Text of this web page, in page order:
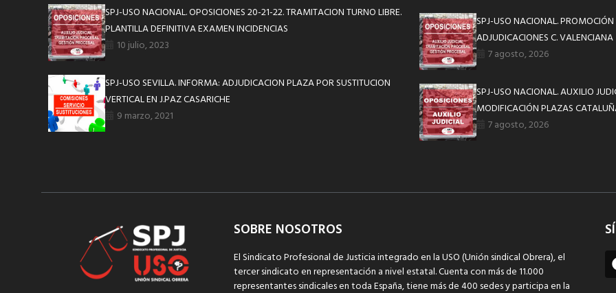
SPJ-USO NACIONAL. OPOSICIONES 20-21-22. TRAMITACION TURNO LIBRE.
PLANTILLA DEFINITIVA EXAMEN INCIDENCIAS
10 julio, 2023
SPJ-USO SEVILLA. INFORMA: ADJUDICACION PLAZA POR SUSTITUCION
VERTICAL EN J.PAZ CASARICHE
9 marzo, 2021
SPJ-USO NACIONAL.
ADJUDICACIONES C. VALENCIANA
7 agosto, 2026
SPJ-USO NACIONAL. AUXILIO
MODIFICACIÓN PLAZAS
7 agosto, 2026
SOBRE NOSOTROS
El Sindicato Profesional de Justicia integrado en la USO (Unión sindical Obrera), el
tercer sindicato en representación a nivel estatal. Cuenta con más de 11.000
representantes sindicales en toda España, tiene más de 400 sedes y participa en la